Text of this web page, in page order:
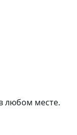
любом месте.